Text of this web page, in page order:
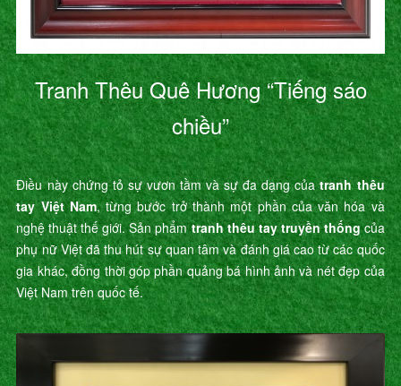
Tranh Thêu Quê Hương “Tiếng sáo
chiều”
Điều này chứng tỏ sự vươn tầm và sự đa dạng củatranh thêu
tay Việt Nam, từng bước trở thành một phần của văn hóa và
nghệ thuật thế giới. Sản phẩmtranh thêu tay truyền thốngcủa
phụ nữ Việt đã thu hút sự quan tâm và đánh giá cao từ các quốc
gia khác, đồng thời góp phần quảng bá hình ảnh và nét đẹp của
Việt Nam trên quốc tế.